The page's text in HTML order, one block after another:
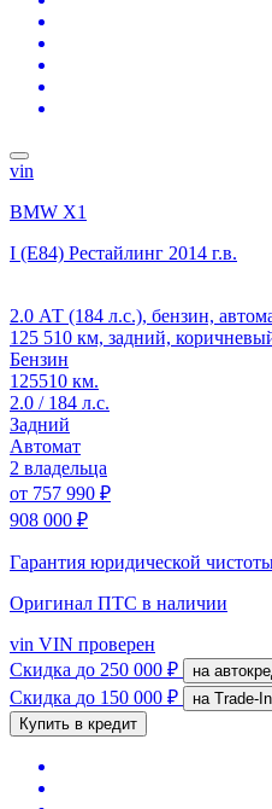
vin
BMW X1
I (E84) Рестайлинг 2014 г.в.
2.0 АТ (184 л.с.), бензин,
125 510 км, задний,
Бензин
125510 км.
2.0 / 184 л.с.
Задний
Автомат
2 владельца
от 757 990 ₽
908 000 ₽
Гарантия юридической
Оригинал ПТС в наличии
vin VIN проверен
Скидка до 250 000 ₽ на
Скидка до 150 000 ₽
на Trade-In
Купить в кредит